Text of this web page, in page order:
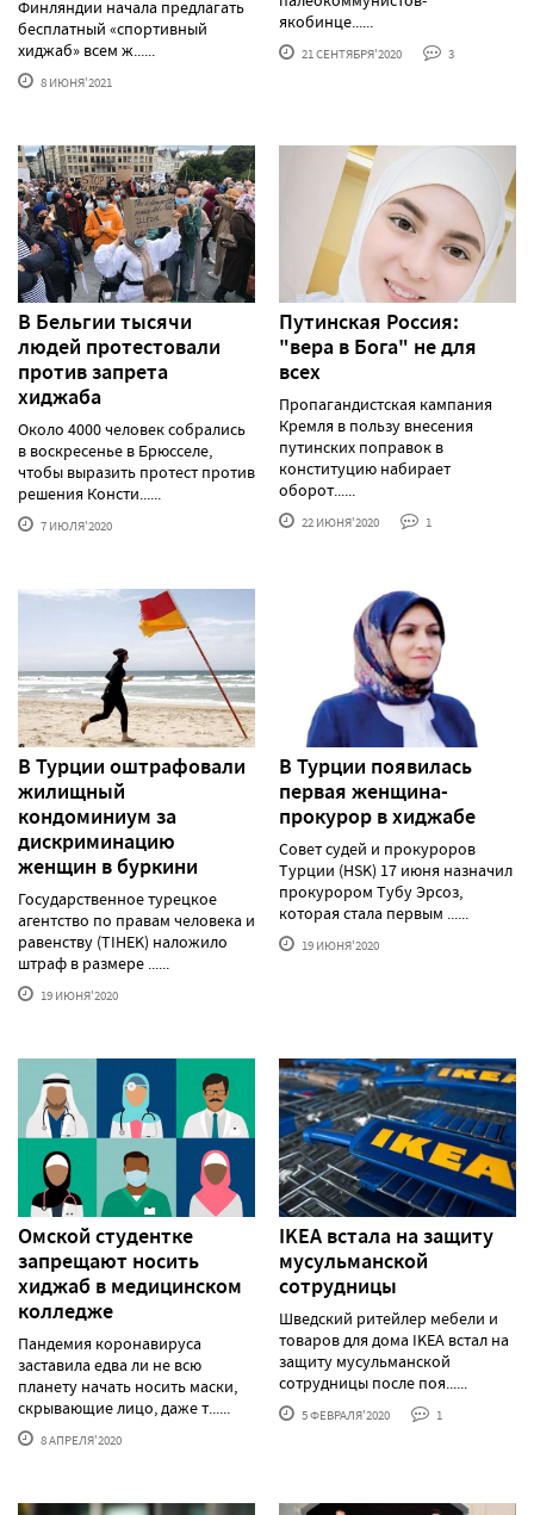
Финляндии начала предлагать
бесплатный «спортивный
хиджаб» всем ж......
8 ИЮНЯ'2021
якобинце......
21 СЕНТЯБРЯ'2020 3
В Бельгии тысячи
людей протестовали
против запрета
хиджаба
Около 4000 человек собрались
в воскресенье в Брюсселе,
чтобы выразить протест против
решения Консти......
7 ИЮЛЯ'2020
Путинская Россия:
"вера в Бога" не для
всех
Пропагандистская кампания
Кремля в пользу внесения
путинских поправок в
конституцию набирает
оборот......
22 ИЮНЯ'2020 1
В Турции оштрафовали
жилищный
кондоминиум за
дискриминацию
женщин в буркини
Государственное турецкое
агентство по правам человека и
равенству (TIHEK) наложило
штраф в размере ......
19 ИЮНЯ'2020
В Турции появилась
первая женщина-
прокурор в хиджабе
Совет судей и прокуроров
Турции (HSK) 17 июня назначил
прокурором Тубу Эрсоз,
которая стала первым ......
19 ИЮНЯ'2020
Омской студентке
запрещают носить
хиджаб в медицинском
колледже
Пандемия коронавируса
заставила едва ли не всю
планету начать носить маски,
скрывающие лицо, даже т......
8 АПРЕЛЯ'2020
IKEA встала на защиту
мусульманской
сотрудницы
Шведский ритейлер мебели и
товаров для дома IKEA встал на
защиту мусульманской
сотрудницы после поя......
5 ФЕВРАЛЯ'2020 1